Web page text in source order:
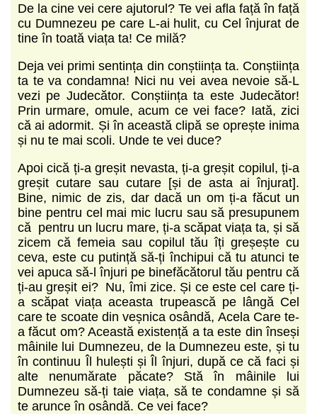
De la cine vei cere ajutorul? Te vei afla față în față
cu Dumnezeu pe care L-ai hulit, cu Cel înjurat de
tine în toată viața ta! Ce milă?
Deja vei primi sentința din conștiința ta. Conștiința
ta te va condamna! Nici nu vei avea nevoie să-L
vezi pe Judecător. Conștiința ta este Judecător!
Prin urmare, omule, acum ce vei face? Iată, zici
că ai adormit. Și în această clipă se oprește inima
și nu te mai scoli. Unde te vei duce?
Apoi cică ți-a greșit nevasta, ți-a greșit copilul, ți-a
greșit cutare sau cutare [și de asta ai înjurat].
Bine, nimic de zis, dar dacă un om ți-a făcut un
bine pentru cel mai mic lucru sau să presupunem
că pentru un lucru mare, ți-a scăpat viața ta, și să
zicem că femeia sau copilul tău îți greșește cu
ceva, este cu putință să-ți închipui că tu atunci te
vei apuca să-l înjuri pe binefăcătorul tău pentru că
ți-au greșit ei? Nu, îmi zice. Și ce este cel care ți-
a scăpat viața aceasta trupească pe lângă Cel
care te scoate din veșnica osândă, Acela Care te-
a făcut om? Această existență a ta este din înseși
mâinile lui Dumnezeu, de la Dumnezeu este, și tu
în continuu Îl hulești și Îl înjuri, după ce că faci și
alte nenumărate păcate? Stă în mâinile lui
Dumnezeu să-ți taie viața, să te condamne și să
te arunce în osândă. Ce vei face?